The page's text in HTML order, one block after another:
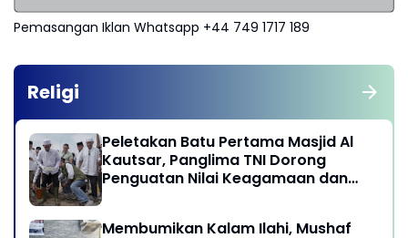
Pemasangan Iklan Whatsapp +44 749 1717 189
Religi
Peletakan Batu Pertama Masjid Al
Kautsar, Panglima TNI Dorong
Penguatan Nilai Keagamaan dan
Membumikan Kalam Ilahi, Mushaf